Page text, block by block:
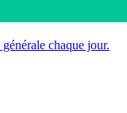
chaque jour.